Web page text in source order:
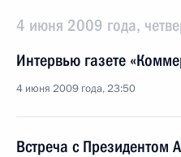
4 июня 2009 года,
Интервью газете
4 июня 2009 года, 23:50
Встреча с Президентом